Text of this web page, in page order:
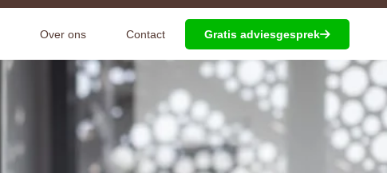
Over ons Contact Gratis adviesgesprek